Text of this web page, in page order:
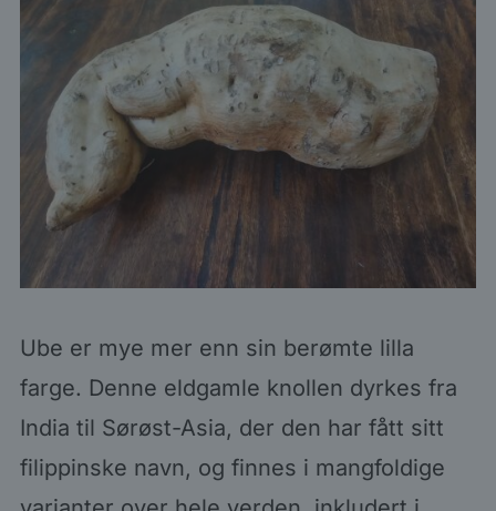
Ube er mye mer enn sin berømte lilla
farge. Denne eldgamle knollen dyrkes fra
India til Sørøst-Asia, der den har fått sitt
filippinske navn, og finnes i mangfoldige